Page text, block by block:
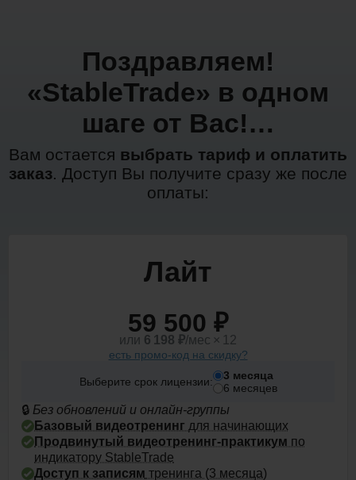
Поздравляем!
«StableTrade» в одном
шаге от Вас!…
Вам остается выбрать тариф и оплатить
заказ. Доступ Вы получите сразу же после
оплаты:
Лайт
59 500 ₽
или 6 198 ₽/мес × 12
есть промо-код на скидку?
Выберите срок лицензии:
3 месяца
6 месяцев
🔒 Без обновлений и онлайн-группы
Базовый видеотренинг для начинающих
Продвинутый видеотренинг-практикум по
индикатору StableTrade
Доступ к записям тренинга (3 месяца)